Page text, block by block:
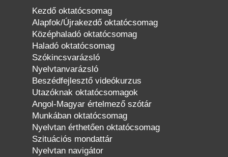
Kezdő oktatócsomag
Alapfok/Újrakezdő oktatócsomag
Középhaladó oktatócsomag
Haladó oktatócsomag
Szókincsvarázsló
Nyelvtanvarázsló
Beszédfejlesztő videókurzus
Utazóknak oktatócsomagok
Angol-Magyar értelmező szótár
Munkában oktatócsomag
Nyelvtan érthetően oktatócsomag
Szituációs mondattár
Nyelvtan navigátor